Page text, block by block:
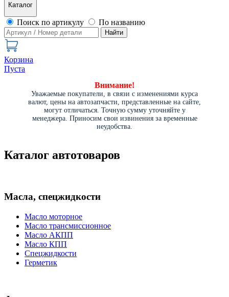
Каталог
Поиск по артикулу По названию
Найти
Корзина
Пуста
Внимание!
Уважаемые покупатели, в связи с изменениями курса
валют, цены на автозапчасти, представленные на сайте,
могут отличаться. Точную сумму уточняйте у
менеджера. Приносим свои извинения за временные
неудобства.
Каталог автотоваров
Масла, спецжидкости
Масло моторное
Масло трансмиссионное
Масло АКПП
Масло КПП
Спецжидкости
Герметик